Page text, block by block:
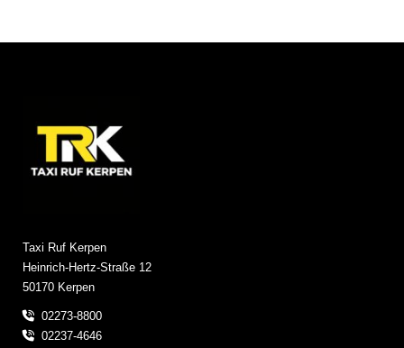
Taxi Ruf Kerpen
Heinrich-Hertz-Straße 12
50170 Kerpen
02273-8800
02237-4646